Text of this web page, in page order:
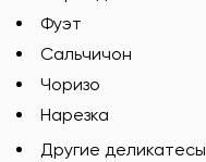
Фуэт
Сальчичон
Чоризо
Нарезка
Другие деликатесы